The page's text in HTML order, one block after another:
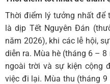
Thời điểm lý tưởng nhất để
là dịp Tết Nguyên Đán
năm 2026), khi các lễ hội,
diễn ra. Mùa hè (tháng 6 –
ngoài trời và sự kiện cộng
việc đi lại. Mùa thu (tháng